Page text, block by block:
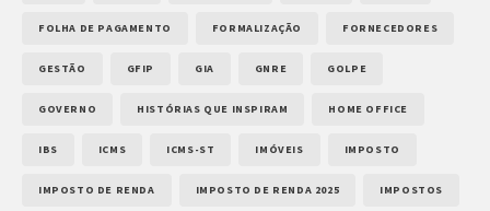
FOLHA DE PAGAMENTO FORMALIZAÇÃO FORNECEDORES
GESTÃO GFIP GIA GNRE GOLPE
GOVERNO HISTÓRIAS QUE INSPIRAM HOME OFFICE
IBS ICMS ICMS-ST IMÓVEIS IMPOSTO
IMPOSTO DE RENDA IMPOSTO DE RENDA 2025 IMPOSTOS